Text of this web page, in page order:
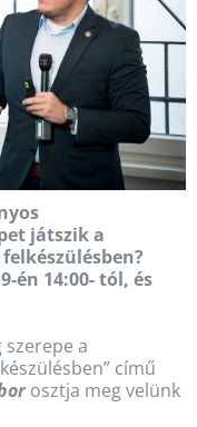
játszik a
én 14:00- tól, és
a
című
osztja meg velünk